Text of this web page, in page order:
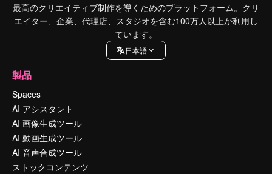
最高のクリエイティブ制作を導くためのプラットフォーム。クリ
エイター、企業、代理店、スタジオを含む100万人以上が利用し
ています。
日本語
製品
Spaces
AI アシスタント
AI 画像生成ツール
AI 動画生成ツール
AI 音声合成ツール
ストックコンテンツ